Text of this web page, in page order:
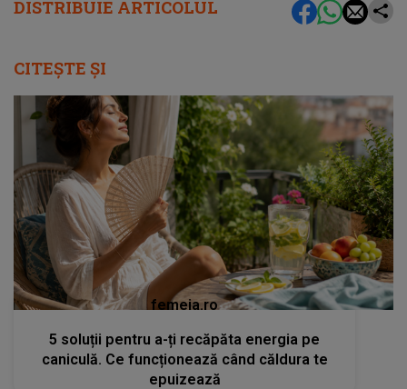
DISTRIBUIE ARTICOLUL
CITEȘTE ȘI
femeia.ro
5 soluții pentru a-ți recăpăta energia pe
caniculă. Ce funcționează când căldura te
epuizează